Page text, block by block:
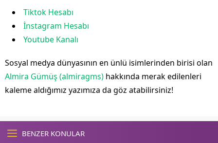
Tiktok Hesabı
İnstagram Hesabı
Youtube Kanalı
Sosyal medya dünyasının en ünlü isimlerinden birisi olan
Almira Gümüş (almiragms) hakkında merak edilenleri
kaleme aldığımız yazımıza da göz atabilirsiniz!
BENZER KONULAR